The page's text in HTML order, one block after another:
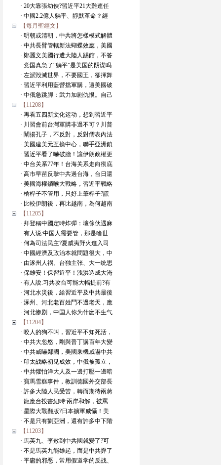
· 20大靠張幼俠?習近平21大難連任
· 中國2.2億人躺平、靜默革命？經
【每月聖經文】
· 明朝或清朝，中共將怎樣模式解體
· 中共長臂管轄新法蝴蝶效應，美國
· 鄭麗文美國行遭大陸人踢館，不答
· 党国真急了“躺平”是美国的阴谋吗
· 左派毀滅世界，不要國王，卻揮舞
· 習近平利用藍營擋軍購，遭美國破
· 中俄急跳脚：武力加剧仇恨。自己
【11208】
· 再看五四新文化运动，想到習近平
· 川習會前台灣軍購非過不可？川普
· 闡揚孔子，不反對，反對儒表內法
· 美國建美元互換中心，聯手亞洲鎖
· 習近平看了嚇破膽！讓伊朗政權更
· 中台关系77年！台海关系走向彻底
· 高市早苗反擊中共過台海，台日還
· 美國海權鎖喉大戰略，習近平戰略
· 槍桿子不管用，只好上筆桿子?謊
· 比較伊朗後，再比越南，為何越南
【11205】
· 拜登稱中國定時炸彈：壞傢伙遇麻
· 有人说:中国人需要管，那是啥世
· 何為司法民主?夏威夷野火進入司
· 中國經濟及政治本就問題很大，中
· 由涿州人祸、台独主张、大一统思
· 保雄安！保習近平！洩洪造成大淹
· 有人說:习共攻台可能大幅提前?有
· 河北水災後，給習近平及中共最後
· 涿州、河北老百姓鬥不過老天，應
· 河北惨剧，中国人你为什麽不生气
【11204】
· 咬人的狗不叫，習近平不知死活，
· 中共大忽悠，剛與普丁講百年大變
· 中共威嚇鄰國，美國乘機威嚇中共
· 印太战略初见成效，中俄被孤立，
· 中共懼怕洋大人及一邊打壓一邊暗
· 寶馬雪糕事件，教訓德國外交部長
· 許多大陸人民受苦，轉而期待兩蔣
· 龍應台投書紐時:兩岸和解，被罵
· 星際大戰翻版?日本擴軍威懾！美
· 不是只有劉亞洲，還有許多中下階
【11203】
· 馬英九、李敖到中共國就變了?可
· 不是馬英九能雄起，而是中共孬了
· 平庸的邪恶，常用假道学的反战、